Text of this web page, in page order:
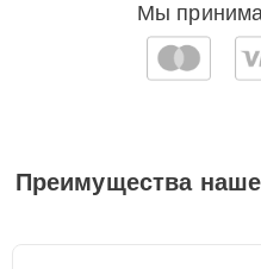
Мы
Преимущества